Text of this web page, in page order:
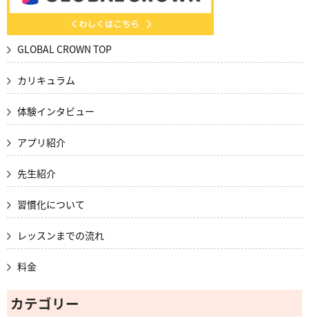
GLOBAL CROWN TOP
カリキュラム
体験インタビュー
アプリ紹介
先生紹介
習慣化について
レッスンまでの流れ
料金
カテゴリー